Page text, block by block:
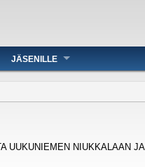
JÄSENILLE
UUKUNIEMEN NIUKKALAAN JA